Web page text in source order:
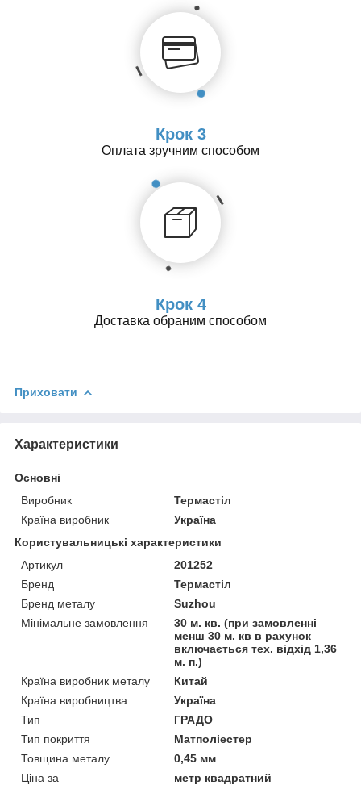
Крок 3
Оплата зручним способом
Крок 4
Доставка обраним способом
Приховати
Характеристики
Основні
Виробник
Термастіл
Країна виробник
Україна
Користувальницькі характеристики
Артикул
201252
Бренд
Термастіл
Бренд металу
Suzhou
Мінімальне замовлення
30 м. кв. (при замовленні
менш 30 м. кв в рахунок
включається тех. відхід 1,36
м. п.)
Країна виробник металу
Китай
Країна виробництва
Україна
Тип
ГРАДО
Тип покриття
Матполіестер
Товщина металу
0,45 мм
Ціна за
метр квадратний